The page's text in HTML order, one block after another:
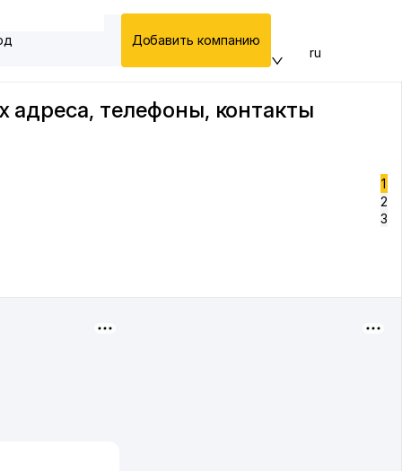
Добавить компанию
ru
адреса, телефоны, контакты
1
2
3